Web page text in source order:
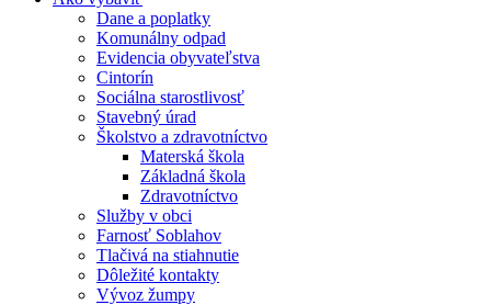
Dane a poplatky
Komunálny odpad
Evidencia obyvateľstva
Cintorín
Sociálna starostlivosť
Stavebný úrad
Školstvo a zdravotníctvo
Materská škola
Základná škola
Zdravotníctvo
Služby v obci
Farnosť Soblahov
Tlačivá na stiahnutie
Dôležité kontakty
Vývoz žumpy